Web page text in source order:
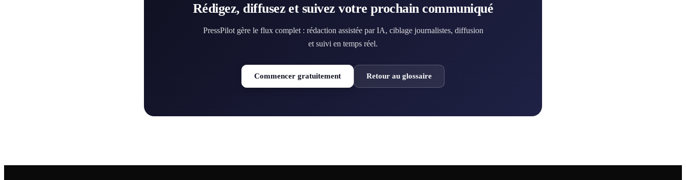
Rédigez, diffusez et suivez votre prochain communiqué
PressPilot gère le flux complet : rédaction assistée par IA, ciblage journalistes, diffusion
et suivi en temps réel.
Commencer gratuitement Retour au glossaire